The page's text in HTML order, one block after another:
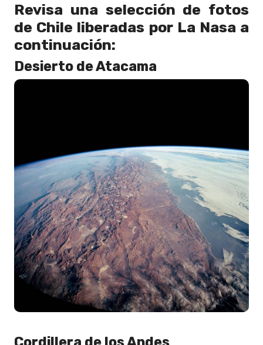
Revisa una selección de fotos
de Chile liberadas por La Nasa a
continuación:
Desierto de Atacama